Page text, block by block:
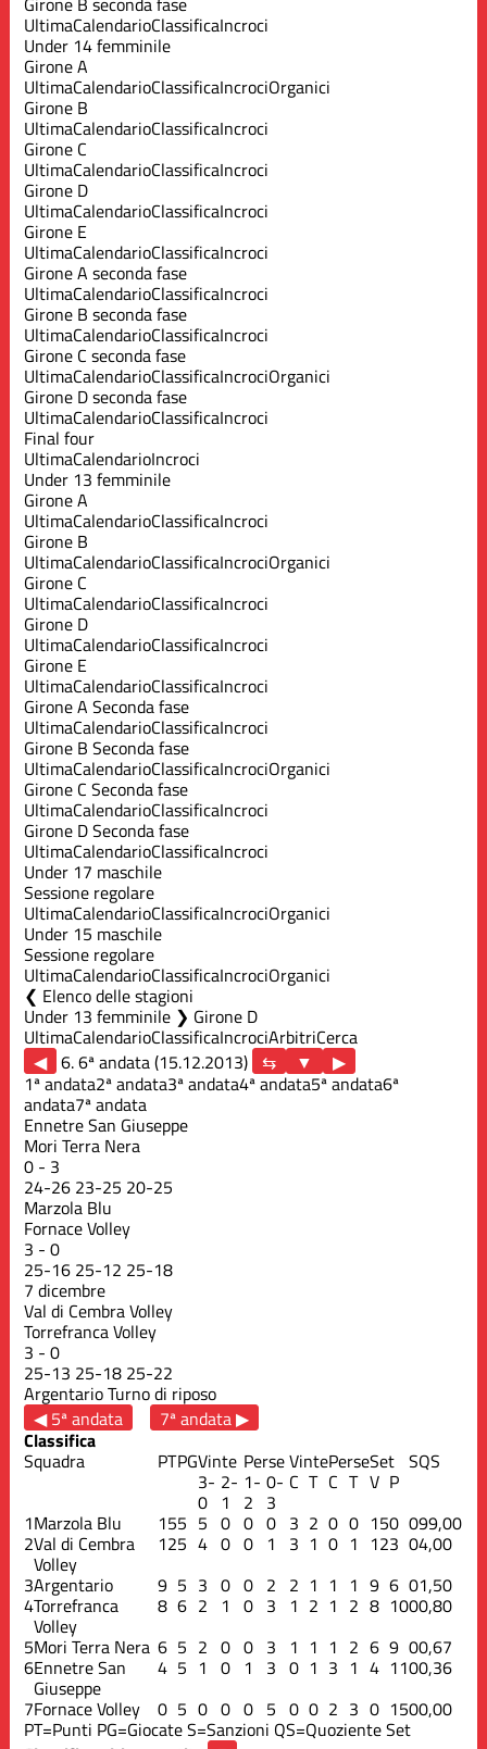
UltimaCalendarioClassificaIncroci
Under 14 femminile
Girone A
UltimaCalendarioClassificaIncrociOrganici
Girone B
UltimaCalendarioClassificaIncroci
Girone C
UltimaCalendarioClassificaIncroci
Girone D
UltimaCalendarioClassificaIncroci
Girone E
UltimaCalendarioClassificaIncroci
Girone A seconda fase
UltimaCalendarioClassificaIncroci
Girone B seconda fase
UltimaCalendarioClassificaIncroci
Girone C seconda fase
UltimaCalendarioClassificaIncrociOrganici
Girone D seconda fase
UltimaCalendarioClassificaIncroci
Final four
UltimaCalendarioIncroci
Under 13 femminile
Girone A
UltimaCalendarioClassificaIncroci
Girone B
UltimaCalendarioClassificaIncrociOrganici
Girone C
UltimaCalendarioClassificaIncroci
Girone D
UltimaCalendarioClassificaIncroci
Girone E
UltimaCalendarioClassificaIncroci
Girone A Seconda fase
UltimaCalendarioClassificaIncroci
Girone B Seconda fase
UltimaCalendarioClassificaIncrociOrganici
Girone C Seconda fase
UltimaCalendarioClassificaIncroci
Girone D Seconda fase
UltimaCalendarioClassificaIncroci
Under 17 maschile
Sessione regolare
UltimaCalendarioClassificaIncrociOrganici
Under 15 maschile
Sessione regolare
UltimaCalendarioClassificaIncrociOrganici
Elenco delle stagioni
Under 13 femminile ❯ Girone D
UltimaCalendarioClassificaIncrociArbitriCerca
◀ 6. 6ª andata (15.12.2013)
▶
1ª andata2ª andata3ª andata4ª andata5ª andata6ª
andata7ª andata
Ennetre San Giuseppe
Mori Terra Nera
0 - 3
24-26 23-25 20-25
Marzola Blu
Fornace Volley
3 -0
25-16 25-12 25-18
7 dicembre
Val di Cembra Volley
Torrefranca Volley
3 -0
25-13 25-18 25-22
ArgentarioTurno di riposo
◀ 5ª andata
7ª andata ▶
Classifica
Squadra PTPGVinte PerseVintePerseSet SQS
3-
0
2-
1
1-
2
0-
3
C T C T V P
1Marzola Blu 155 5 0 0 0 3 2 0 0 150 099,00
2Val di Cembra
Volley
125 4 0 0 1 3 1 0 1 123 04,00
3Argentario 9 5 3 0 0 2 2 1 1 1 9 6 01,50
4Torrefranca
Volley
8 6 2 1 0 3 1 2 1 2 8 1000,80
5Mori Terra Nera 6 5 2 0 0 3 1 1 1 2 6 9 00,67
6Ennetre San
Giuseppe
4 5 1 0 1 3 0 1 3 1 4 1100,36
7Fornace Volley 0 5 0 0 0 5 0 0 2 3 0 1500,00
PT=Punti PG=GiocateS=Sanzioni QS=Quoziente Set